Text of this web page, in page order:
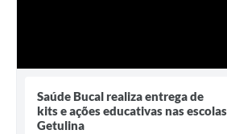
Saúde Bucal realiza entrega de
kits e ações educativas nas
Getulina